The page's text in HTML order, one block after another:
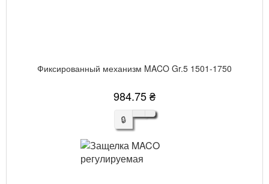
Фиксированный механизм MACO Gr.5 1501-1750
984.75 ₴
🔒